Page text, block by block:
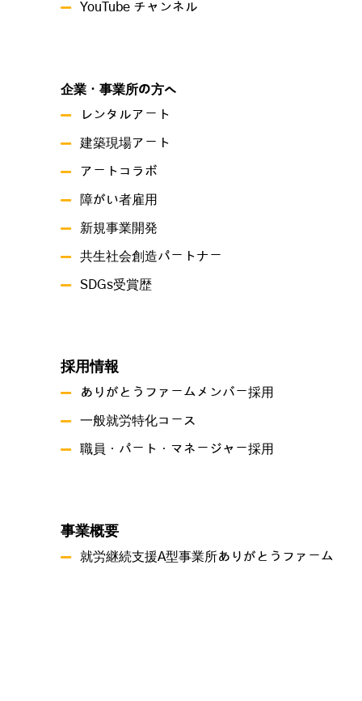
YouTube チャンネル
企業・事業所の方へ
レンタルアート
建築現場アート
アートコラボ
障がい者雇用
新規事業開発
共生社会創造パートナー
SDGs受賞歴
採用情報
ありがとうファームメンバー採用
一般就労特化コース
職員・パート・マネージャー採用
事業概要
就労継続支援A型事業所ありがとうファーム